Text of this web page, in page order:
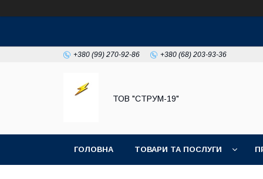
+380 (99) 270-92-86 +380 (68) 203-93-36
ТОВ "СТРУМ-19"
ГОЛОВНА ТОВАРИ ТА ПОСЛУГИ